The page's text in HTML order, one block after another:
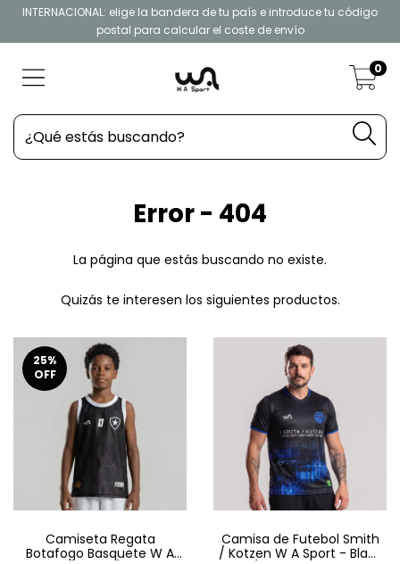
INTERNACIONAL: elige la bandera de tu país e introduce tu código
postal para calcular el coste de envío
0
Error - 404
La página que estás buscando no existe.
Quizás te interesen los siguientes productos.
25%
OFF
Camiseta Regata
Botafogo Basquete W A
Camisa de Futebol Smith
/ Kotzen W A Sport - Black